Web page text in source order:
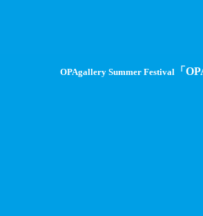
OPAgallery Summer Festival 「